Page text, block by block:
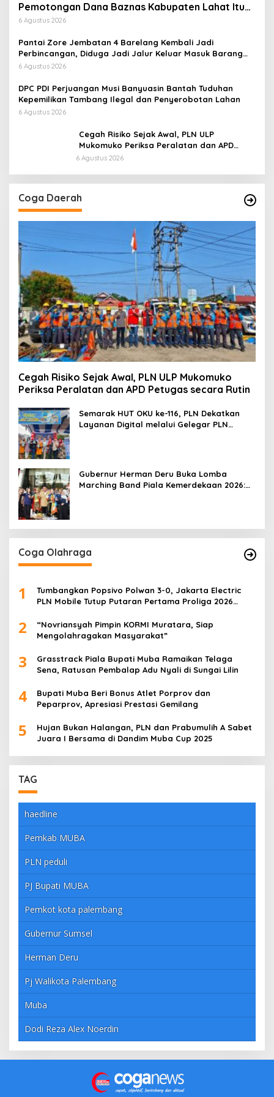
Pemotongan Dana Baznas Kabupaten Lahat Itu
Tidak Benar
6 Agustus 2026
Pantai Zore Jembatan 4 Barelang Kembali Jadi
Perbincangan, Diduga Jadi Jalur Keluar Masuk Barang
Tanpa Dokumen Kepabeanan, Nama Berinisial WL
di Kawasan Pesisir
6 Agustus 2026
DPC PDI Perjuangan Musi Banyuasin Bantah Tuduhan
Kepemilikan Tambang Ilegal dan Penyerobotan Lahan
6 Agustus 2026
Cegah Risiko Sejak Awal, PLN ULP
Mukomuko Periksa Peralatan dan APD
Petugas secara Rutin
6 Agustus 2026
Coga Daerah
Cegah Risiko Sejak Awal, PLN ULP Mukomuko
Periksa Peralatan dan APD Petugas secara Rutin
Semarak HUT OKU ke-116, PLN Dekatkan
Layanan Digital melalui Gelegar PLN
Gubernur Herman Deru Buka Lomba
Marching Band Piala Kemerdekaan 2026:
Coga Olahraga
1
Tumbangkan Popsivo Polwan 3-0, Jakarta Electric
PLN Mobile Tutup Putaran Pertama Proliga 2026
2
“Novriansyah Pimpin KORMI Muratara, Siap
Mengolahragakan Masyarakat”
3
Grasstrack Piala Bupati Muba Ramaikan Telaga
Sena, Ratusan Pembalap Adu Nyali di Sungai Lilin
4
Bupati Muba Beri Bonus Atlet Porprov dan
Peparprov, Apresiasi Prestasi Gemilang
5
Hujan Bukan Halangan, PLN dan Prabumulih A Sabet
Juara I Bersama di Dandim Muba Cup 2025
TAG
haedline
Pemkab MUBA
PLN peduli
PJ Bupati MUBA
Pemkot kota palembang
Gubernur Sumsel
Herman Deru
Pj Walikota Palembang
Muba
Dodi Reza Alex Noerdin